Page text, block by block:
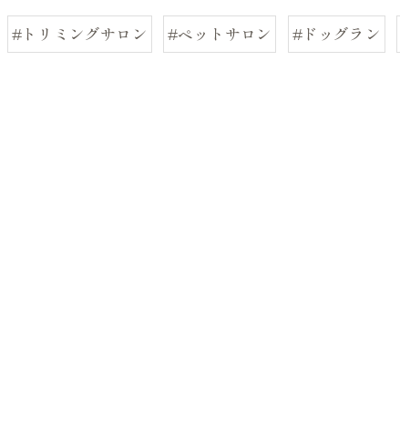
#トリミングサロン #ペットサロン #ドッグラン